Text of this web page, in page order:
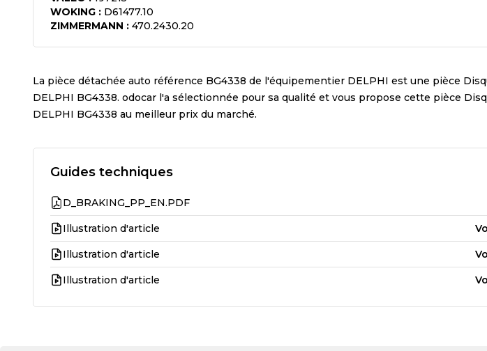
WOKING : D61477.10
ZIMMERMANN : 470.2430.20
La pièce détachée auto référence BG4338 de l'équipementier DELPHI est une pièce
DELPHI BG4338. odocar l'a sélectionnée pour sa qualité et vous propose cette pièce
DELPHI BG4338 au meilleur prix du marché.
Guides techniques
D_BRAKING_PP_EN.PDF
Illustration d'article
Illustration d'article
Illustration d'article